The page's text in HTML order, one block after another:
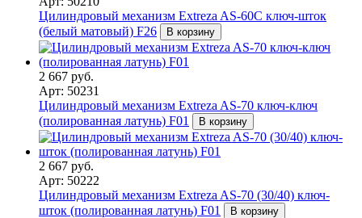
Цилиндровый механизм Extreza AS-60C ключ-шток
(белый матовый) F26
В корзину
2 667 руб.
Арт: 50231
Цилиндровый механизм Extreza AS-70 ключ-ключ
(полированная латунь) F01
В корзину
2 667 руб.
Арт: 50222
Цилиндровый механизм Extreza AS-70 (30/40) ключ-
шток (полированная латунь) F01
В корзину